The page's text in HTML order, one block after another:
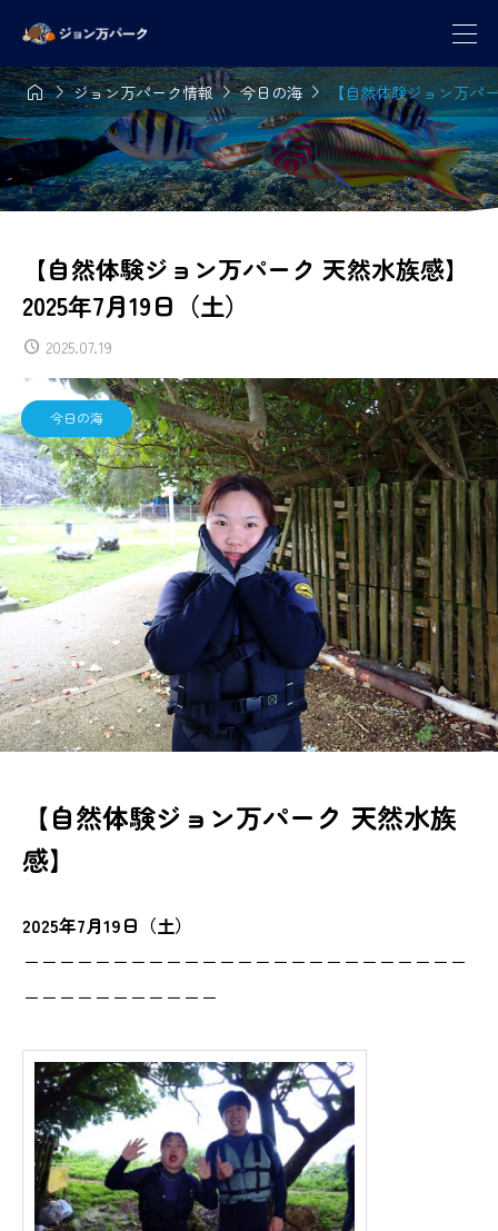
ジョン万パーク情報今日の海【自然体験ジョン万パ
【自然体験ジョン万パーク 天然水族感】
2025年7月19日（土）
2025.07.19
今日の海
【自然体験ジョン万パーク 天然水族
感】
2025年7月19日（土）
ーーーーーーーーーーーーーーーーーーーーーーーーー
ーーーーーーーーーーー